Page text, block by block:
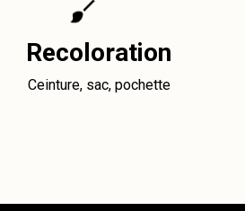
Recoloration
Ceinture, sac, pochette